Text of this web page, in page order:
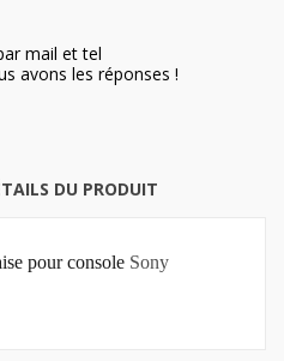
mail et tel
avons les réponses !
DU PRODUIT
pour console Sony